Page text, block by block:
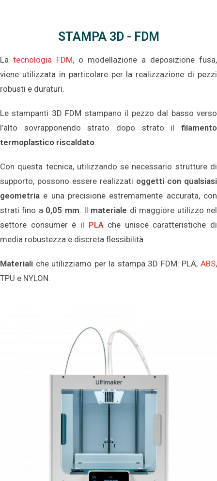
STAMPA 3D - FDM
La tecnologia FDM, o modellazione a deposizione fusa,
viene utilizzata in particolare per la realizzazione di pezzi
robusti e duraturi.
Le stampanti 3D FDM stampano il pezzo dal basso verso
l’alto sovrapponendo strato dopo strato il filamento
termoplastico riscaldato.
Con questa tecnica, utilizzando se necessario strutture di
supporto, possono essere realizzati oggetti con qualsiasi
geometria e una precisione estremamente accurata, con
strati fino a0,05 mm. Il materiale di maggiore utilizzo nel
settore consumer è il PLAche unisce caratteristiche di
media robustezza e discreta flessibilità.
Materiali che utilizziamo per la stampa 3D FDM: PLA, ABS,
TPU e NYLON.